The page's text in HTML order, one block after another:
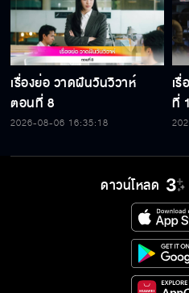
เรื่องย่อ วาดฝันวันวิวาห์
ตอนที่ 8
2026-08-06 16:35:18
เ
ที่
ดาวน์โหลด